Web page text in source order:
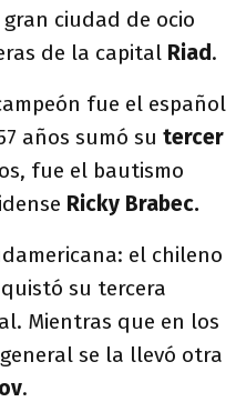
ciudad de ocio
de la capital Riad.
fue el español
años sumó su tercer
fue el bautismo
Ricky Brabec.
el chileno
su tercera
Mientras que en los
se la llevó otra
.